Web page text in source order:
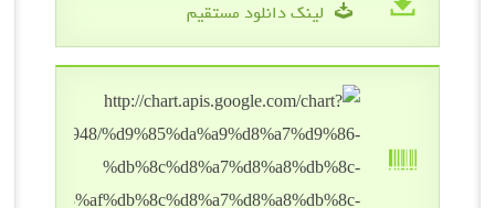
لینک دانلود مستقیم